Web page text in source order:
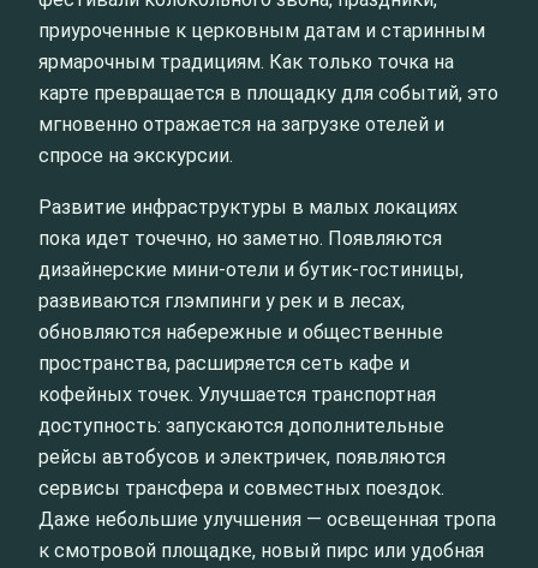
приуроченные к церковным датам и старинным
ярмарочным традициям. Как только точка на
карте превращается в площадку для событий, это
мгновенно отражается на загрузке отелей и
спросе на экскурсии.
Развитие инфраструктуры в малых локациях
пока идет точечно, но заметно. Появляются
дизайнерские мини-отели и бутик-гостиницы,
развиваются глэмпинги у рек и в лесах,
обновляются набережные и общественные
пространства, расширяется сеть кафе и
кофейных точек. Улучшается транспортная
доступность: запускаются дополнительные
рейсы автобусов и электричек, появляются
сервисы трансфера и совместных поездок.
Даже небольшие улучшения — освещенная тропа
к смотровой площадке, новый пирс или удобная